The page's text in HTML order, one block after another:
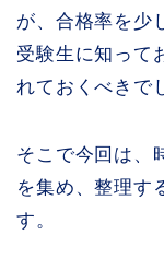
が、合格率を少
受験生に知って
れておくべきで
そこで今回は、
を集め、整理す
す。